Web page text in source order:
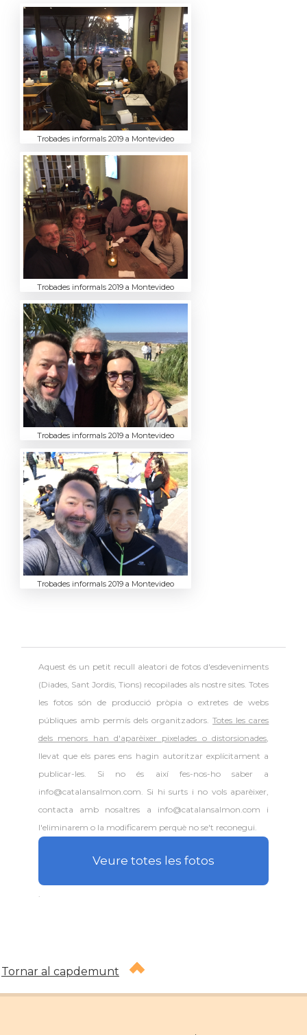
Trobades informals 2019 a Montevideo
Trobades informals 2019 a Montevideo
Trobades informals 2019 a Montevideo
Trobades informals 2019 a Montevideo
Aquest és un petit recull aleatori defotos d'esdeveniments
(Diades, Sant Jordis, Tions) recopilades als nostre sites. Totes
les fotos són de producció pròpia o extretes de webs
públiques amb permís dels organitzadors.Totes les cares
dels menors han d'aparèixer pixelades o distorsionades,
llevat que els pares ens hagin autoritzar explícitament a
publicar-les. Si no és així fes-nos-ho saber a
info@catalansalmon.com. Si hi surts i no vols aparèixer,
contacta amb nosaltres a info@catalansalmon.com i
l'eliminarem o la modificarem perquè no se't reconegui.
Veure totes les fotos
Tornar al capdemunt